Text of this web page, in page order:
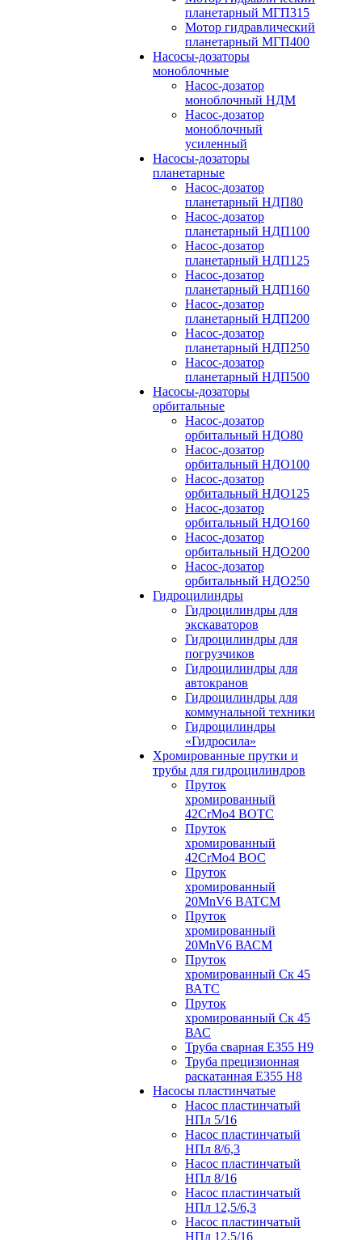
планетарный МГП315
Мотор гидравлический
планетарный МГП400
Насосы-дозаторы
моноблочные
Насос-дозатор
моноблочный НДМ
Насос-дозатор
моноблочный
усиленный
Насосы-дозаторы
планетарные
Насос-дозатор
планетарный НДП80
Насос-дозатор
планетарный НДП100
Насос-дозатор
планетарный НДП125
Насос-дозатор
планетарный НДП160
Насос-дозатор
планетарный НДП200
Насос-дозатор
планетарный НДП250
Насос-дозатор
планетарный НДП500
Насосы-дозаторы
орбитальные
Насос-дозатор
орбитальный НДО80
Насос-дозатор
орбитальный НДО100
Насос-дозатор
орбитальный НДО125
Насос-дозатор
орбитальный НДО160
Насос-дозатор
орбитальный НДО200
Насос-дозатор
орбитальный НДО250
Гидроцилиндры
Гидроцилиндры для
экскаваторов
Гидроцилиндры для
погрузчиков
Гидроцилиндры для
автокранов
Гидроцилиндры для
коммунальной техники
Гидроцилиндры
«Гидросила»
Хромированные прутки и
трубы для гидроцилиндров
Пруток
хромированный
42CrMo4 BOTC
Пруток
хромированный
42CrMo4 BOC
Пруток
хромированный
20MnV6 BATCM
Пруток
хромированный
20MnV6 ВАСM
Пруток
хромированный Ск 45
ВАTС
Пруток
хромированный Ск 45
ВАС
Труба сварная Е355 H9
Труба прецизионная
раскатанная E355 H8
Насосы пластинчатые
Насос пластинчатый
НПл 5/16
Насос пластинчатый
НПл 8/6,3
Насос пластинчатый
НПл 8/16
Насос пластинчатый
НПл 12,5/6,3
Насос пластинчатый
НПл 12,5/16